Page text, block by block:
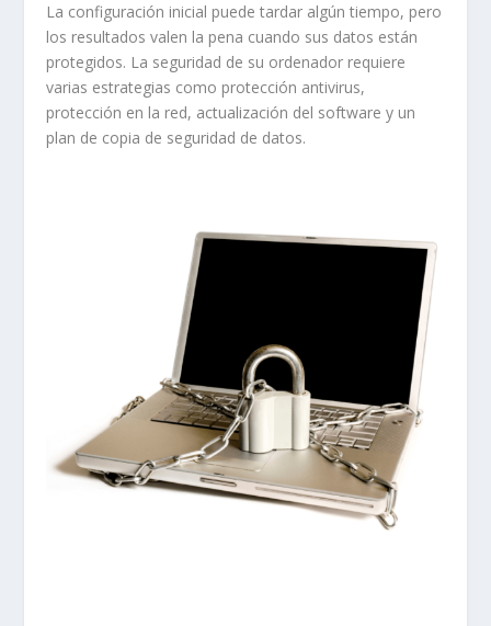
La configuración inicial puede tardar algún tiempo, pero
los resultados valen la pena cuando sus datos están
protegidos. La seguridad de su ordenador requiere
varias estrategias como protección antivirus,
protección en la red, actualización del software y un
plan de copia de seguridad de datos.